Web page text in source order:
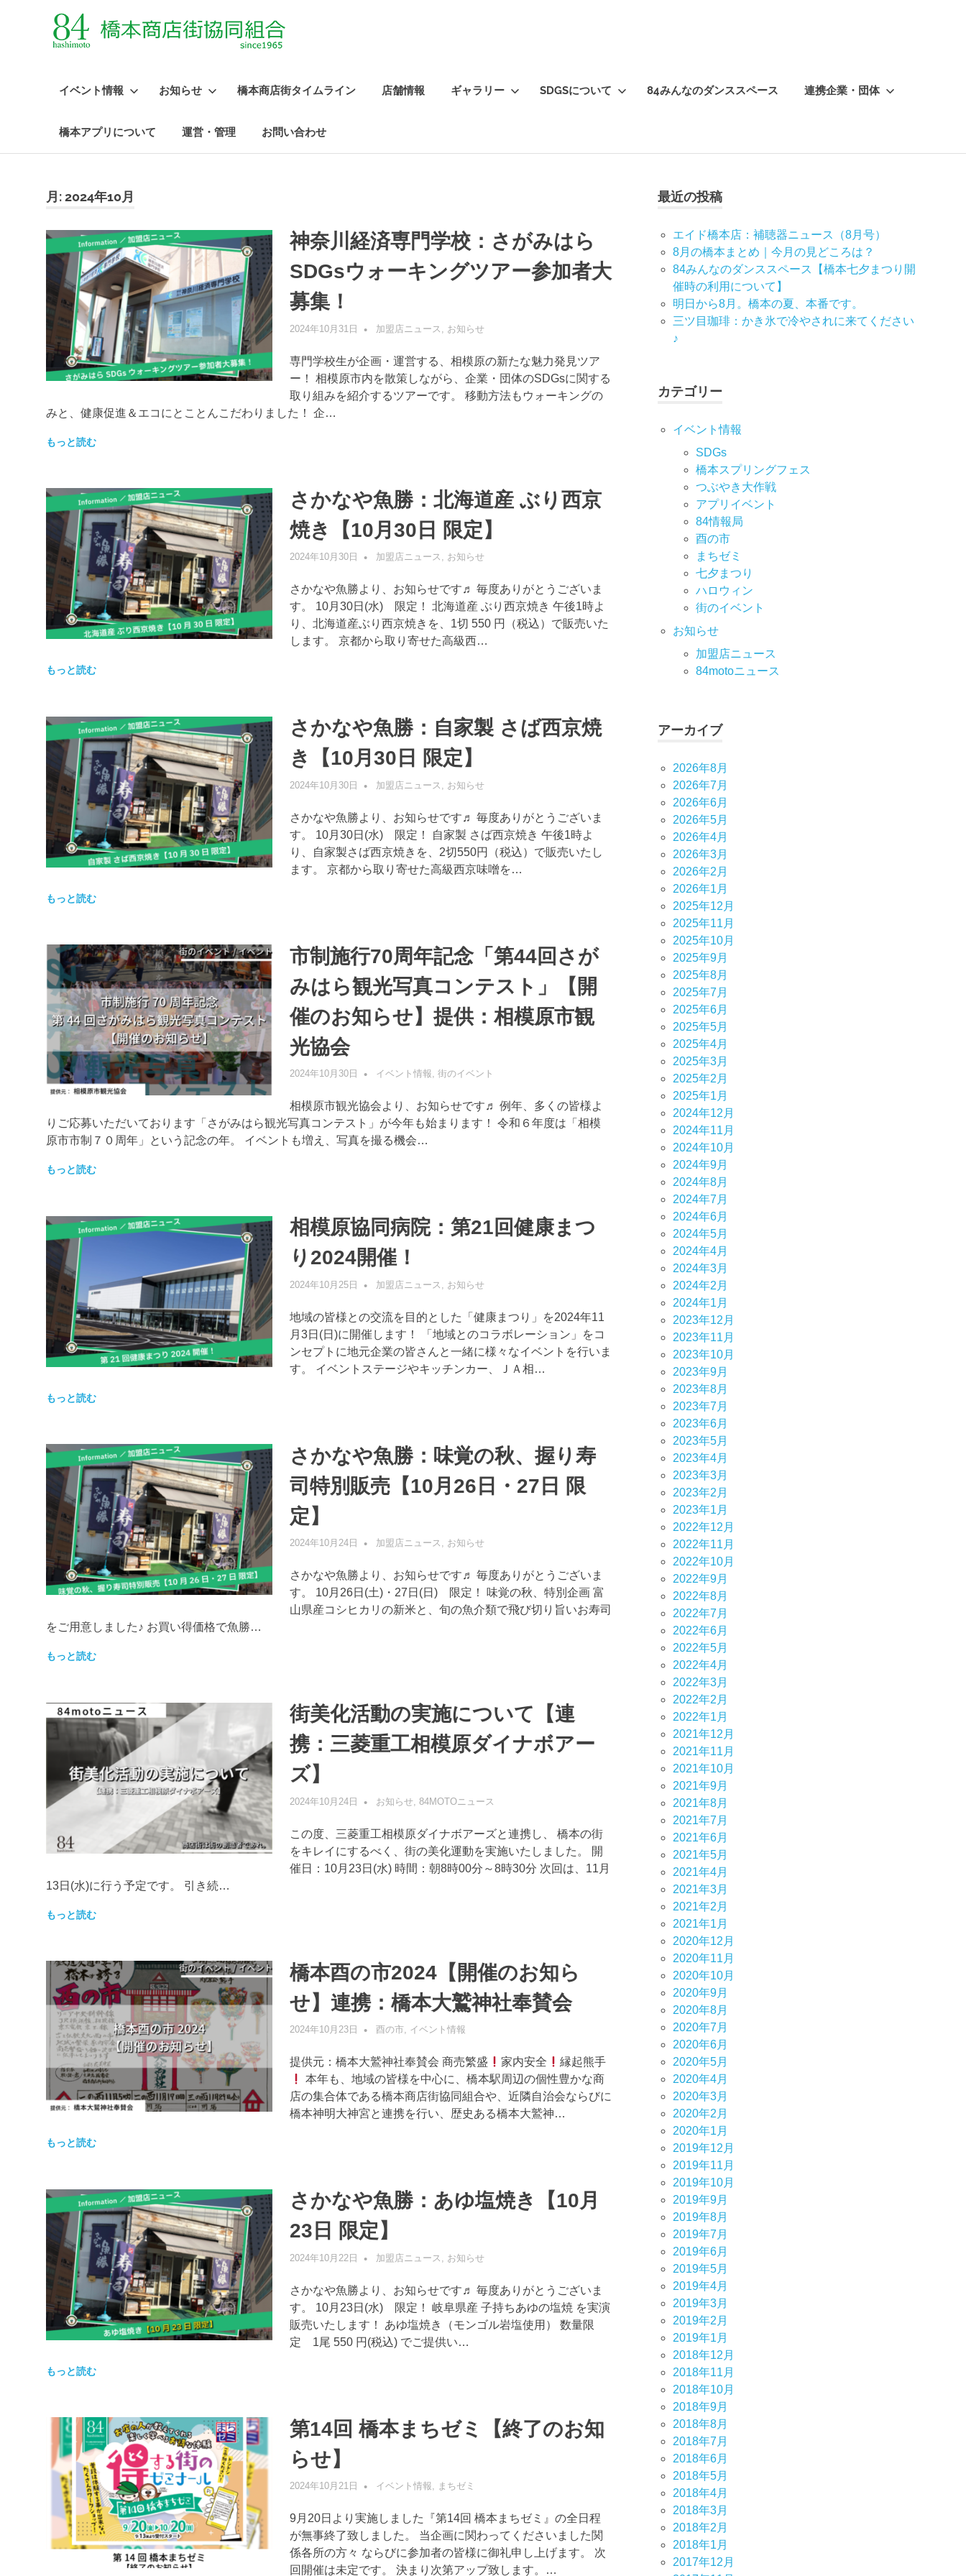
イベント情報 お知らせ 橋本商店街タイムライン 店舗情報 ギャラリー SDGSについて 84みんなのダンススペース 連携企業・団体
橋本アプリについて 運営・管理 お問い合わせ
月:2024年10月
神奈川経済専門学校：さがみはら
SDGsウォーキングツアー参加者大
募集！
2024年10月31日 管理者
加盟店ニュース お知らせ
専門学校生が企画・運営する、相模原の新たな魅力発見ツア
ー！ 相模原市内を散策しながら、企業・団体のSDGsに関する
取り組みを紹介するツアーです。 移動方法もウォーキングの
みと、健康促進＆エコにとことんこだわりました！ 企…
もっと読む
さかなや魚勝：北海道産 ぶり西京
焼き【10月30日 限定】
2024年10月30日 管理者
加盟店ニュース , お知らせ
さかなや魚勝より、お知らせです♬ 毎度ありがとうございま
す。 10月30日(水) 限定！ 北海道産 ぶり西京焼き 午後1時よ
り、北海道産ぶり西京焼きを、1切 550 円（税込）で販売いた
します。 京都から取り寄せた高級西…
もっと読む
さかなや魚勝：自家製 さば西京焼
き【10月30日 限定】
2024年10月30日 管理者
加盟店ニュース お知らせ
さかなや魚勝より、お知らせです♬ 毎度ありがとうございま
す。 10月30日(水) 限定！ 自家製 さば西京焼き 午後1時よ
り、自家製さば西京焼きを、2切550円（税込）で販売いたし
ます。 京都から取り寄せた高級西京味噌を…
もっと読む
市制施行70周年記念「第44回さが
みはら観光写真コンテスト」【開
催のお知らせ】提供：相模原市観
光協会
2024年10月30日 管理者
イベント情報, 街のイベント
相模原市観光協会より、お知らせです♬ 例年、多くの皆様よ
りご応募いただいております「さがみはら観光写真コンテスト」が今年も始まります！ 令和６年度は「相模
原市市制７０周年」という記念の年。 イベントも増え、写真を撮る機会…
もっと読む
相模原協同病院：第21回健康まつ
り2024開催！
2024年10月25日 管理者
加盟店ニュース お知らせ
地域の皆様との交流を目的とした「健康まつり」を2024年11
月3日(日)に開催します！ 「地域とのコラボレーション」をコ
ンセプトに地元企業の皆さんと一緒に様々なイベントを行いま
す。 イベントステージやキッチンカー、ＪＡ相…
もっと読む
さかなや魚勝：味覚の秋、握り寿
司特別販売【10月26日・27日 限
定】
2024年10月24日 管理者
加盟店ニュース , お知らせ
さかなや魚勝より、お知らせです♬ 毎度ありがとうございま
す。 10月26日(土)・27日(日) 限定！ 味覚の秋、特別企画 富
山県産コシヒカリの新米と、旬の魚介類で飛び切り旨いお寿司
をご用意しました♪ お買い得価格で魚勝…
もっと読む
街美化活動の実施について【連
携：三菱重工相模原ダイナボアー
ズ】
2024年10月24日 管理者
お知らせ, 84MOTOニュース
この度、三菱重工相模原ダイナボアーズと連携し、 橋本の街
をキレイにするべく、街の美化運動を実施いたしました。 開
催日：10月23日(水) 時間：朝8時00分～8時30分 次回は、11月
13日(水)に行う予定です。 引き続…
もっと読む
橋本酉の市2024【開催のお知ら
せ】連携：橋本大鷲神社奉賛会
2024年10月23日 管理者
酉の市, イベント情報
提供元：橋本大鷲神社奉賛会 商売繁盛 家内安全
縁起熊手
本年も、地域の皆様を中心に、橋本駅周辺の個性豊かな商
店の集合体である橋本商店街協同組合や、近隣自治会ならびに
橋本神明大神宮と連携を行い、歴史ある橋本大鷲神…
もっと読む
さかなや魚勝：あゆ塩焼き【10月
23日 限定】
2024年10月22日 管理者
加盟店ニュース お知らせ
さかなや魚勝より、お知らせです♬ 毎度ありがとうございま
す。 10月23日(水) 限定！ 岐阜県産 子持ちあゆの塩焼 を実演
販売いたします！ あゆ塩焼き（モンゴル岩塩使用） 数量限
定 1尾 550 円(税込) でご提供い…
もっと読む
第14回 橋本まちゼミ【終了のお知
らせ】
2024年10月21日 管理者
イベント情報, まちゼミ
9月20日より実施しました『第14回 橋本まちゼミ』の全日程
が無事終了致しました。 当企画に関わってくださいました関
係各所の方々 ならびに参加者の皆様に御礼申し上げます。 次
回開催は未定です。 決まり次第アップ致します。…
最近の投稿
エイド橋本店：補聴器ニュース（8月号）
8月の橋本まとめ｜今月の見どころは？
84みんなのダンススペース【橋本七夕まつり開
催時の利用について】
明日から8月。橋本の夏、本番です。
三ツ目珈琲：かき氷で冷やされに来てください
♪
カテゴリー
イベント情報
SDGs
橋本スプリングフェス
つぶやき大作戦
アプリイベント
84情報局
酉の市
まちゼミ
七⼣まつり
ハロウィン
街のイベント
お知らせ
加盟店ニュース
84motoニュース
アーカイブ
2026年8月
2026年7月
2026年6月
2026年5月
2026年4月
2026年3月
2026年2月
2026年1月
2025年12月
2025年11月
2025年10月
2025年9月
2025年8月
2025年7月
2025年6月
2025年5月
2025年4月
2025年3月
2025年2月
2025年1月
2024年12月
2024年11月
2024年10月
2024年9月
2024年8月
2024年7月
2024年6月
2024年5月
2024年4月
2024年3月
2024年2月
2024年1月
2023年12月
2023年11月
2023年10月
2023年9月
2023年8月
2023年7月
2023年6月
2023年5月
2023年4月
2023年3月
2023年2月
2023年1月
2022年12月
2022年11月
2022年10月
2022年9月
2022年8月
2022年7月
2022年6月
2022年5月
2022年4月
2022年3月
2022年2月
2022年1月
2021年12月
2021年11月
2021年10月
2021年9月
2021年8月
2021年7月
2021年6月
2021年5月
2021年4月
2021年3月
2021年2月
2021年1月
2020年12月
2020年11月
2020年10月
2020年9月
2020年8月
2020年7月
2020年6月
2020年5月
2020年4月
2020年3月
2020年2月
2020年1月
2019年12月
2019年11月
2019年10月
2019年9月
2019年8月
2019年7月
2019年6月
2019年5月
2019年4月
2019年3月
2019年2月
2019年1月
2018年12月
2018年11月
2018年10月
2018年9月
2018年8月
2018年7月
2018年6月
2018年5月
2018年4月
2018年3月
2018年2月
2018年1月
2017年12月